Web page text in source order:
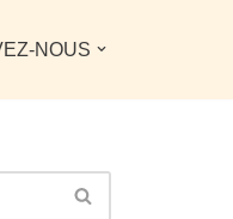
NOUS